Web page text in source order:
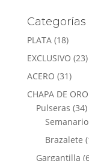
PLATA (18)
EXCLUSIVO (23)
ACERO (31)
CHAPA DE ORO
Pulseras (34)
Brazalete
Gargantilla